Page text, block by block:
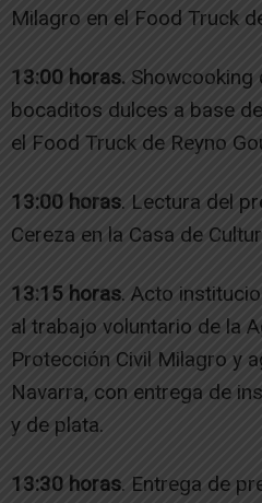
Milagro en el Food Truck
13:00 horas. Showcooking
bocaditos dulces a base
el Food Truck de Reyno
13:00 horas. Lectura del
Cereza en la Casa de
13:15 horas. Acto
al trabajo voluntario de la
Protección Civil Milagro y
Navarra, con entrega de
y de plata.
13:30 horas. Entrega de